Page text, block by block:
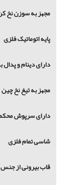
مجهز به سوزن نخ
پایه اتوماتیک فلزی
دارای دینام و
مجهز به تیغ نخ چین
دارای سرپوش
شاسی تمام فلزی
قاب بیرونی از جنس